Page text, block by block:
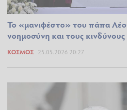
Το «μανιφέστο» του πάπα
νοημοσύνη και τους κινδύνους
ΚΌΣΜΟΣ 25.05.2026 20:27